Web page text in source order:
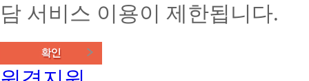
담 서비스 이용이 제한됩니다.